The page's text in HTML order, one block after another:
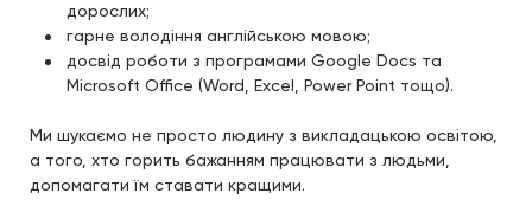
дорослих;
гарне володіння англійською мовою;
досвід роботи з програмами Google Docs та
Microsoft Office (Word, Excel, Power Point тощо).
Ми шукаємо не просто людину з викладацькою освітою,
а того, хто горить бажанням працювати з людьми,
допомагати їм ставати кращими.